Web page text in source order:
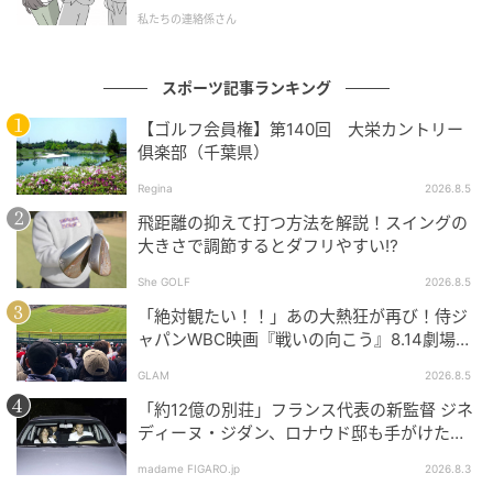
私たちの連絡係さん
スポーツ記事ランキング
【ゴルフ会員権】第140回 大栄カントリー
俱楽部（千葉県）
Regina 2026.8.5
飛距離の抑えて打つ方法を解説！スイングの
大きさで調節するとダフリやすい⁉
She GOLF 2026.8.5
「絶対観たい！！」あの大熱狂が再び！侍ジ
ャパンWBC映画『戦いの向こう』8.14劇場公
GLAM 2026.8.5
「約12億の別荘」フランス代表の新監督 ジネ
ディーヌ・ジダン、ロナウド邸も手がけた人
madame FIGARO.jp 2026.8.3